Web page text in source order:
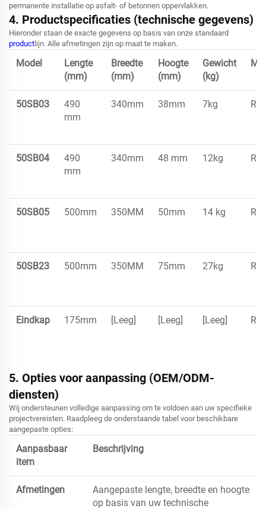
permanente installatie op asfalt- of betonnen oppervlakken.
4. Productspecificaties (technische gegevens)
Hieronder staan de exacte gegevens op basis van onze standaard
productlijn. Alle afmetingen zijn op maat te maken.
Model
Lengte
(mm)
Breedte
(mm)
Hoogte
(mm)
Gewicht
(kg)
50SB03
490
mm
340mm 38mm 7kg
50SB04
490
mm
340mm 48 mm 12kg
50SB05 500mm 350MM 50mm 14 kg
50SB23 500mm 350MM 75mm 27kg
Eindkap 175mm [Leeg] [Leeg] [Leeg]
5. Opties voor aanpassing (OEM/ODM-
diensten)
Wij ondersteunen volledige aanpassing om te voldoen aan uw specifieke
projectvereisten. Raadpleeg de onderstaande tabel voor beschikbare
aangepaste opties:
Aanpasbaar
item
Beschrijving
Afmetingen
Aangepaste lengte, breedte en hoogte
op basis van uw technische